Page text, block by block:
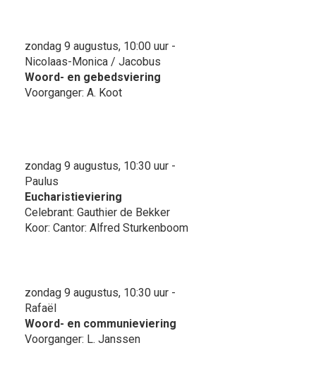
zondag 9 augustus, 10:00 uur -
Nicolaas-Monica / Jacobus
Woord- en gebedsviering
Voorganger: A. Koot
zondag 9 augustus, 10:30 uur -
Paulus
Eucharistieviering
Celebrant: Gauthier de Bekker
Koor: Cantor: Alfred Sturkenboom
zondag 9 augustus, 10:30 uur -
Rafaël
Woord- en communieviering
Voorganger: L. Janssen